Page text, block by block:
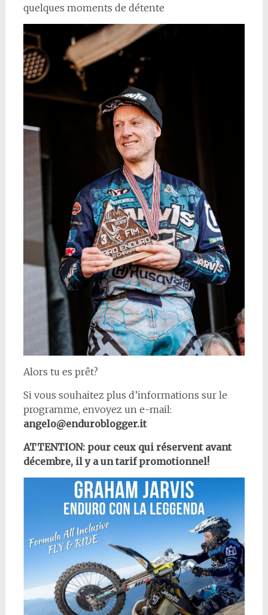
quelques moments de détente
Alors tu es prêt?
Si vous souhaitez plus d’informations sur le
programme, envoyez un e-mail:
angelo@enduroblogger.it
ATTENTION: pour ceux qui réservent avant
décembre, il y a un tarif promotionnel!